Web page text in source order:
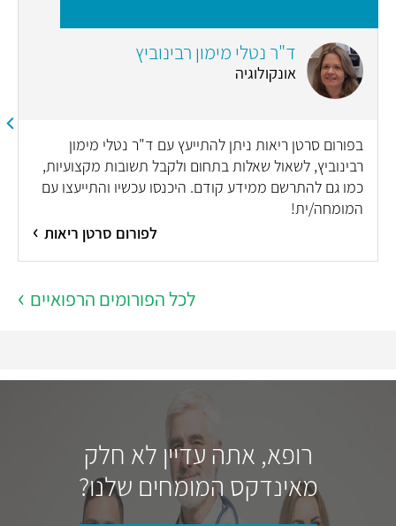
ד"ר נטלי מימון רבינוביץ
אונקולוגיה
בפורום סרטן ריאות ניתן להתייעץ עם ד"ר נטלי מימון
רבינוביץ, לשאול שאלות בתחום ולקבל תשובות מקצועיות,
כמו גם להתרשם ממידע קודם. היכנסו עכשיו והתייעצו עם
המומחה/ית!
לפורום סרטן ריאות
לכל הפורומים הרפואיים
רופא, אתה עדיין לא חלק
מאינדקס המומחים שלנו?